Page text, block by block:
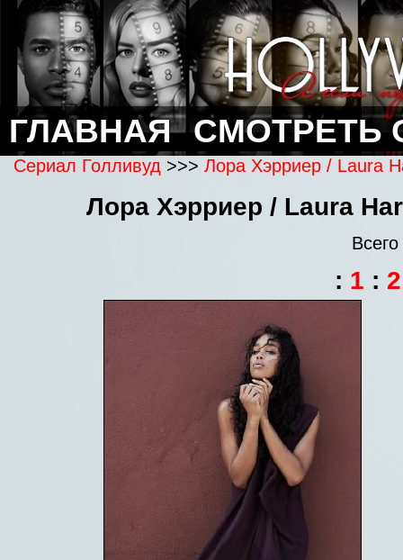
ГЛАВНАЯ СМОТРЕТЬ
Сериал Голливуд >>> Лора Хэрриер / Laura
Лора Хэрриер / Laura
: 1 : 2